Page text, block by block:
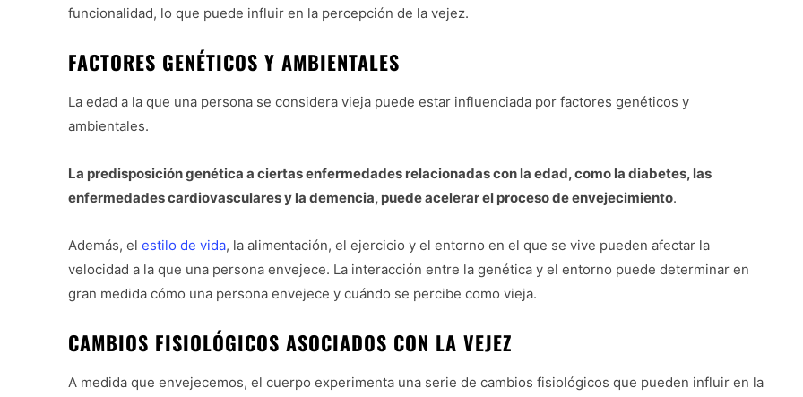
funcionalidad, lo que puede influir en la percepción de la vejez.
FACTORES GENÉTICOS Y AMBIENTALES
La edad a la que una persona se considera vieja puede estar influenciada por factores genéticos y
ambientales.
La predisposición genética a ciertas enfermedades relacionadas con la edad, como la diabetes, las
enfermedades cardiovasculares y la demencia, puede acelerar el proceso de envejecimiento.
Además, el estilo de vida, la alimentación, el ejercicio y el entorno en el que se vive pueden afectar la
velocidad a la que una persona envejece. La interacción entre la genética y el entorno puede determinar en
gran medida cómo una persona envejece y cuándo se percibe como vieja.
CAMBIOS FISIOLÓGICOS ASOCIADOS CON LA VEJEZ
A medida que envejecemos, el cuerpo experimenta una serie de cambios fisiológicos que pueden influir en la